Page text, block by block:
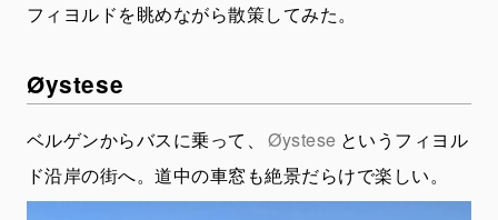
フィヨルドを眺めながら散策してみた。
Øystese
ベルゲンからバスに乗って、 Øystese というフィヨル
ド沿岸の街へ。道中の車窓も絶景だらけで楽しい。